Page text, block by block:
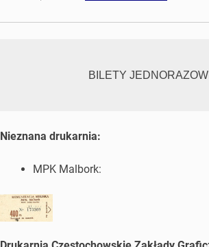
BILETY
Nieznana drukarnia:
MPK Malbork: